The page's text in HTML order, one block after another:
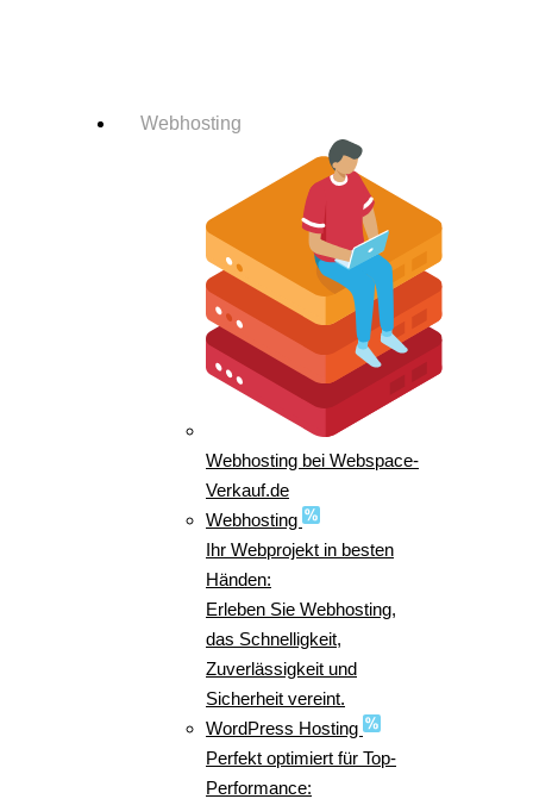
Webhosting
Webhosting bei Webspace-
Verkauf.de
Webhosting
Ihr Webprojekt in besten
Händen:
Erleben Sie Webhosting,
das Schnelligkeit,
Zuverlässigkeit und
Sicherheit vereint.
WordPress Hosting
Perfekt optimiert für Top-
Performance: